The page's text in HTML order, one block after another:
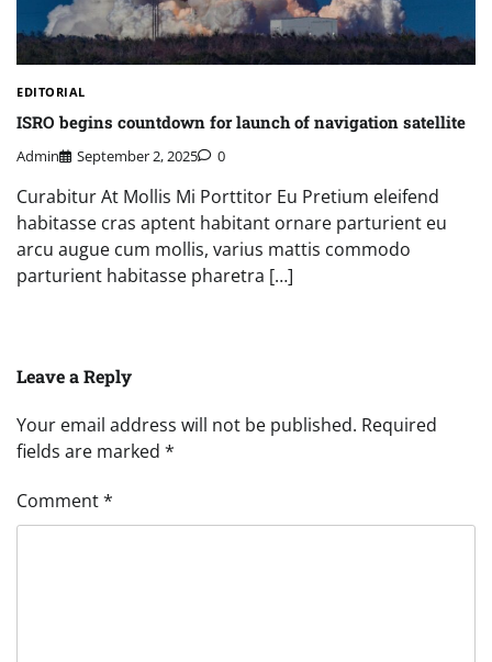
EDITORIAL
ISRO begins countdown for launch of navigation satellite
Admin September 2, 2025 0
Curabitur At Mollis Mi Porttitor Eu Pretium eleifend
habitasse cras aptent habitant ornare parturient eu
arcu augue cum mollis, varius mattis commodo
parturient habitasse pharetra […]
Leave a Reply
Your email address will not be published. Required
fields are marked *
Comment*